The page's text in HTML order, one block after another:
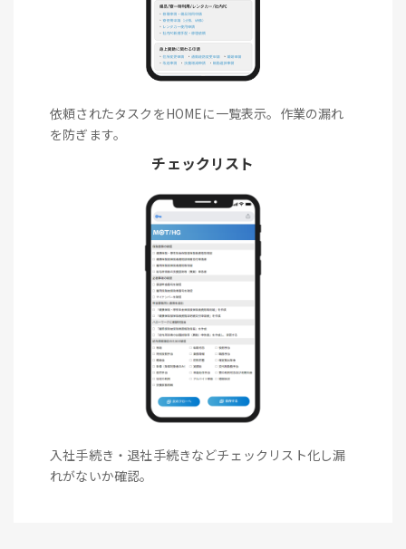
依頼されたタスクをHOMEに一覧表示。作業の漏れ
を防ぎます。
チェックリスト
入社手続き・退社手続きなどチェックリスト化し漏
れがないか確認。